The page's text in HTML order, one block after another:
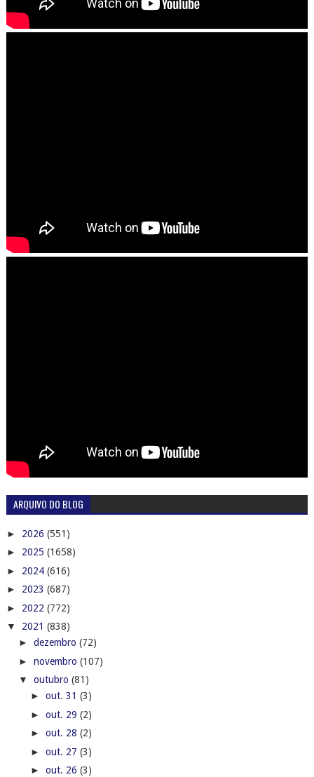
ARQUIVO DO BLOG
► 2026 (551)
► 2025 (1658)
► 2024 (616)
► 2023 (687)
► 2022 (772)
▼ 2021 (838)
► dezembro (72)
► novembro (107)
▼ outubro (81)
► out. 31 (3)
► out. 29 (2)
► out. 28 (2)
► out. 27 (3)
► out. 26 (3)